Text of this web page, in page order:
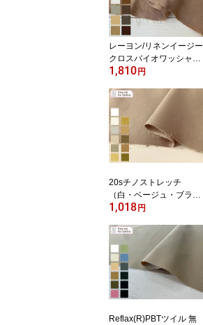
レーヨン/リネンイージー
クロスバイオワッシャー
（白・ベージュ・茶系）
り カット50cm単位(商品
番号:22203-1)
1,810円
20sチノストレッチ
（白・ベージュ・ブラウ
ン系） 無地 布 生地 手作
ム ストレッチ パンツ(商
品番号:11437-1)
1,018円
Reflax(R)PBTツイル 無